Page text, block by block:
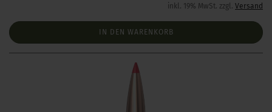
inkl. 19% MwSt. zzgl. Versand
IN DEN WARENKORB